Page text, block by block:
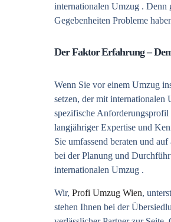
internationalen Umzug . Denn
Gegebenheiten Probleme
Der Faktor Erfahrung –
Wenn Sie vor einem Umzug
setzen, der mit internationalen
spezifische
langjähriger Expertise und
Sie umfassend beraten und
bei der Planung und
internationalen Umzug .
Wir, Profi Umzug Wien,
stehen Ihnen bei der